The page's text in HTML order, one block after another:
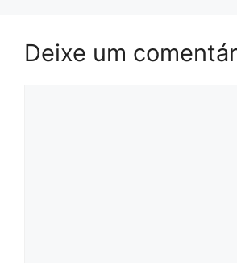
Deixe um